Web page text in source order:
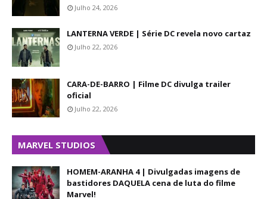
Julho 24, 2026
LANTERNA VERDE | Série DC revela novo cartaz
Julho 22, 2026
CARA-DE-BARRO | Filme DC divulga trailer
oficial
Julho 22, 2026
MARVEL STUDIOS
HOMEM-ARANHA 4 | Divulgadas imagens de
bastidores DAQUELA cena de luta do filme
Marvel!